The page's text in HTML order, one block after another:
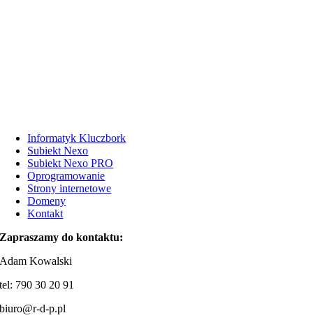
Informatyk Kluczbork
Subiekt Nexo
Subiekt Nexo PRO
Oprogramowanie
Strony internetowe
Domeny
Kontakt
Zapraszamy do kontaktu:
Adam Kowalski
tel: 790 30 20 91
biuro@r-d-p.pl